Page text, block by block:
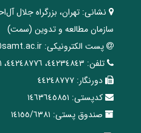
نشانی: تهران، ‌بزرگراه ‌جلال
سازمان مطالعه و تدوین‌ (سمت)
پست الکترونیکی:
تلفن: ٤٤٢٣٤٨٤٣، ٤٤٢٤٨٧٧٦، ٤٤٢٤٧٦٣١
دورنگار: ٤٤٢٤٨٧٧٧
کدپستی: ١٤٦٣٦٤٥٨٥١
صندوق پستی: ١٤١٥٥/٦٣٨١